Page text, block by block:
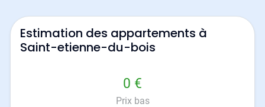
Estimation des appartements à
Saint-etienne-du-bois
0 €
Prix bas